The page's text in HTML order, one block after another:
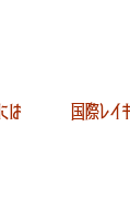
は 国際レイ